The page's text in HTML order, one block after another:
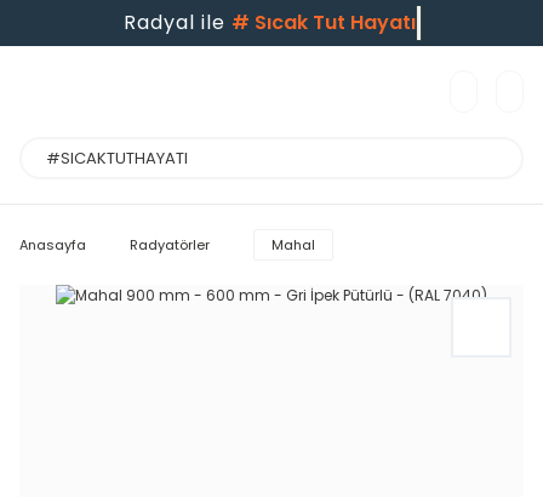
Radyal ile # Sıcak Tut Hayatı
Anasayfa Radyatörler Mahal